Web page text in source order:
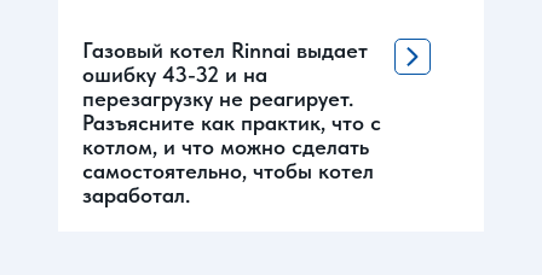
Газовый котел Rinnai выдает
ошибку 43-32 и на
перезагрузку не реагирует.
Разъясните как практик, что с
котлом, и что можно сделать
самостоятельно, чтобы котел
заработал.